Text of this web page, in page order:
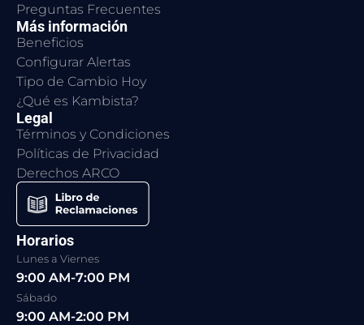
Preguntas Frecuentes
Más información
Beneficios
Configurar Alertas
Tipo de Cambio Hoy
¿Qué es Kambista?
Legal
Términos y Condiciones
Políticas de Privacidad
Derechos ARCO
Horarios
Lunes a Viernes
9:00 AM-7:00 PM
Sábado
9:00 AM-2:00 PM